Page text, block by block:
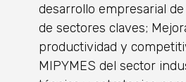
desarrollo empresarial de
de sectores claves;
productividad y
MIPYMES del sector